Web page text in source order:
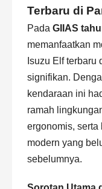
Terbaru di
Pada GIIAS
memanfaatkan
Isuzu Elf terbaru
signifikan.
kendaraan ini
ramah
ergonomis, serta
modern yang
sebelumnya.